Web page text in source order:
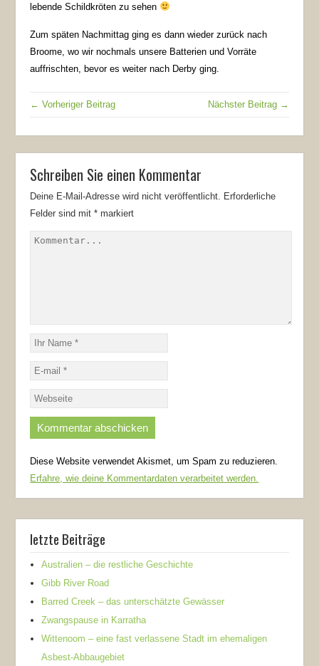
lebende Schildkröten zu sehen
Zum späten Nachmittag ging es dann wieder zurück nach
Broome, wo wir nochmals unsere Batterien und Vorräte
auffrischten, bevor es weiter nach Derby ging.
← Vorheriger Beitrag Nächster Beitrag →
Schreiben Sie einen Kommentar
Deine E-Mail-Adresse wird nicht veröffentlicht.
Erforderliche
Felder sind mit* markiert
Diese Website verwendet Akismet, um Spam zu reduzieren.
Erfahre, wie deine Kommentardaten verarbeitet werden.
letzte Beiträge
Australien – die restliche Geschichte
Gibb River Road
Barred Creek – das unterschätzte Gewässer
Zwangspause in Karratha
Wittenoom – eine fast verlassene Stadt im ehemaligen
Asbest-Abbaugebiet